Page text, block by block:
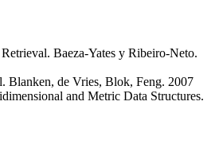
Baeza-Yates y Ribeiro-Neto.
Blanken, de Vries, Blok, Feng. 2007
and Metric Data Structures.